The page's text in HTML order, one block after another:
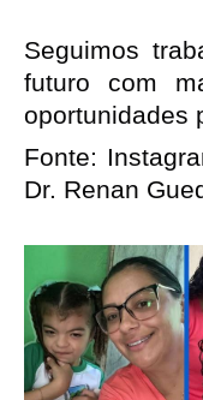
Seguimos
futuro com
oportunidades
Fonte:
Dr. Renan